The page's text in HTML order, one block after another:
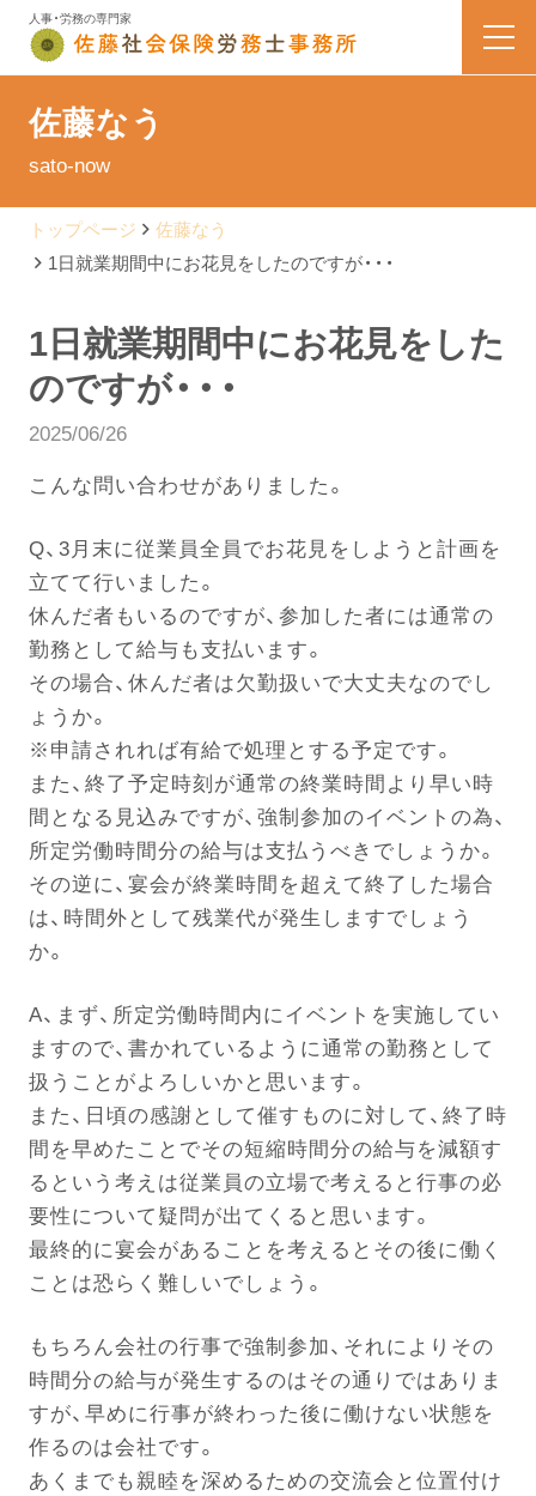
人事・労務の専門家
会社案内
料金表
よくある質問
佐藤なう
電話する
佐藤なう
sato-now
トップページ
佐藤なう
1日就業期間中にお花見をしたのですが・・・
1日就業期間中にお花見をした
のですが・・・
2025/06/26
こんな問い合わせがありました。
Q、3月末に従業員全員でお花見をしようと計画を
立てて行いました。
休んだ者もいるのですが、参加した者には通常の
勤務として給与も支払います。
その場合、休んだ者は欠勤扱いで大丈夫なのでし
ょうか。
※申請されれば有給で処理とする予定です。
また、終了予定時刻が通常の終業時間より早い時
間となる見込みですが、強制参加のイベントの為、
所定労働時間分の給与は支払うべきでしょうか。
その逆に、宴会が終業時間を超えて終了した場合
は、時間外として残業代が発生しますでしょう
か。
A、まず、所定労働時間内にイベントを実施してい
ますので、書かれているように通常の勤務として
扱うことがよろしいかと思います。
また、日頃の感謝として催すものに対して、終了時
間を早めたことでその短縮時間分の給与を減額す
るという考えは従業員の立場で考えると行事の必
要性について疑問が出てくると思います。
最終的に宴会があることを考えるとその後に働く
ことは恐らく難しいでしょう。
もちろん会社の行事で強制参加、それによりその
時間分の給与が発生するのはその通りではありま
すが、早めに行事が終わった後に働けない状態を
作るのは会社です。
あくまでも親睦を深めるための交流会と位置付け